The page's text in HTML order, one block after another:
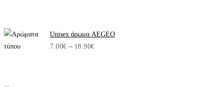
Unisex άρωμα AEGEO
7.00€ – 18.90€Price